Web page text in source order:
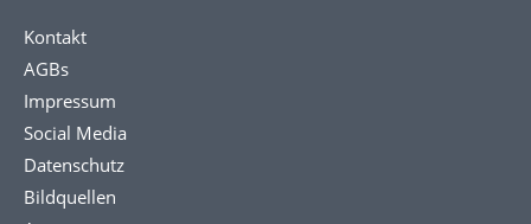
Kontakt
AGBs
Impressum
Social Media
Datenschutz
Bildquellen